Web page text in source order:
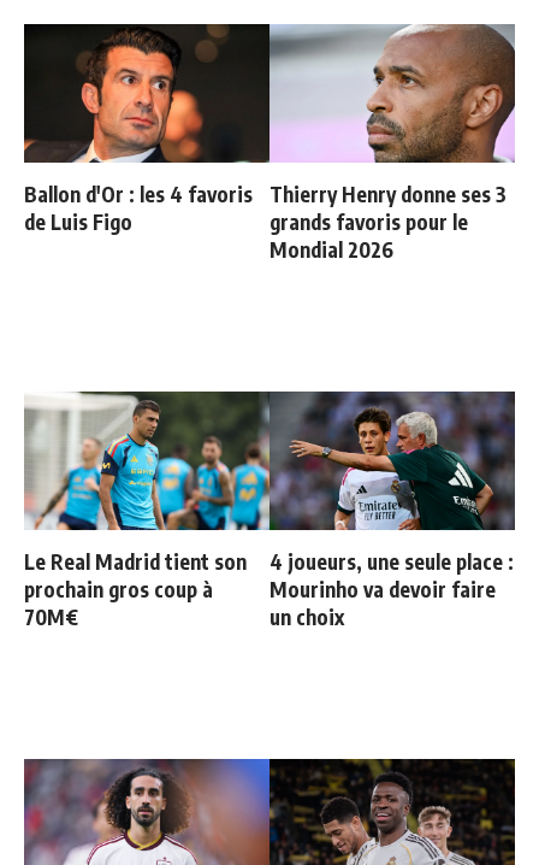
Ballon d'Or : les 4 favoris
de Luis Figo
Thierry Henry donne ses 3
grands favoris pour le
Mondial 2026
Le Real Madrid tient son
prochain gros coup à
70M€
4 joueurs, une seule place :
Mourinho va devoir faire
un choix